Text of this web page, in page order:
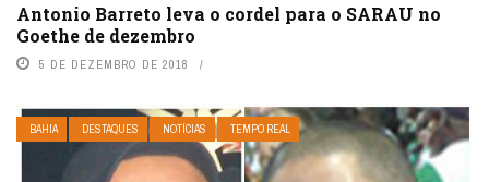
Antonio Barreto leva o cordel para o SARAU no
Goethe de dezembro
5 DE DEZEMBRO DE 2018
BAHIA DESTAQUES NOTÍCIAS TEMPO REAL